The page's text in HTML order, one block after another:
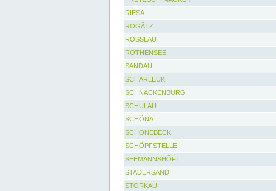
RIESA
ROGÄTZ
ROSSLAU
ROTHENSEE
SANDAU
SCHARLEUK
SCHNACKENBURG
SCHULAU
SCHÖNA
SCHÖNEBECK
SCHÖPFSTELLE
SEEMANNSHÖFT
STADERSAND
STORKAU